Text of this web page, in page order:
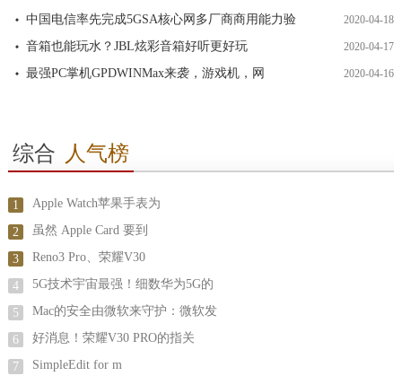
中国电信率先完成5GSA核心网多厂商商用能力验 2020-04-18
音箱也能玩水？JBL炫彩音箱好听更好玩 2020-04-17
最强PC掌机GPDWINMax来袭，游戏机，网 2020-04-16
综合 人气榜
1 Apple Watch苹果手表为
2 虽然 Apple Card 要到
3 Reno3 Pro、荣耀V30
4 5G技术宇宙最强！细数华为5G的
5 Mac的安全由微软来守护：微软发
6 好消息！荣耀V30 PRO的指关
7 SimpleEdit for m